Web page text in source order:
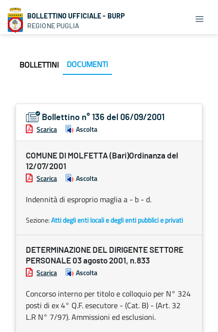
BOLLETTINO UFFICIALE - BURP
REGIONE PUGLIA
BOLLETTINI DOCUMENTI
Bollettino n° 136 del 06/09/2001
Scarica Ascolta
COMUNE DI MOLFETTA (Bari)Ordinanza del
12/07/2001
Scarica Ascolta
Indennità di esproprio maglia a - b - d.
Sezione:Atti degli enti locali e degli enti pubblici e privati
DETERMINAZIONE DEL DIRIGENTE SETTORE
PERSONALE 03 agosto 2001, n.833
Scarica Ascolta
Concorso interno per titolo e colloquio per N° 324
posti di ex 4° Q.F. esecutore - (Cat. B) - (Art. 32
L.R N° 7/97). Ammissioni ed esclusioni.